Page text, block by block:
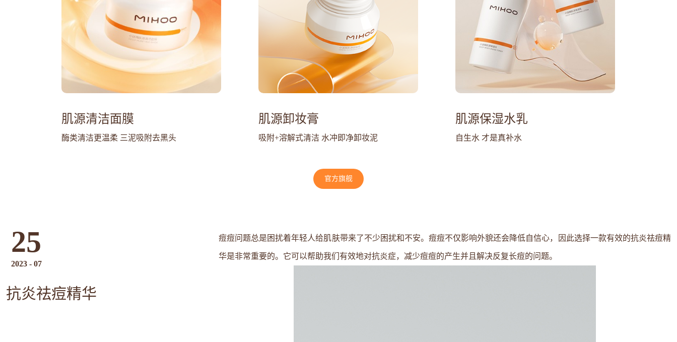
肌源清洁面膜
酶类清洁更温柔 三泥吸附去黑头
肌源卸妆膏
吸附+溶解式清洁 水冲即净卸妆泥
肌源保湿水乳
自生水 才是真补水
官方旗舰
25
2023 - 07
抗炎祛痘精华
痘痘问题总是困扰着年轻人给肌肤带来了不少困扰和不安。痘痘不仅影响外貌还会降低自信心，因此选择一款有效的抗炎祛痘精
华是非常重要的。它可以帮助我们有效地对抗炎症，减少痘痘的产生并且解决反复长痘的问题。